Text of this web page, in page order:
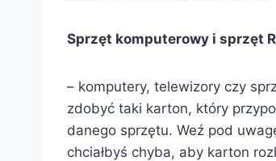
Sprzęt komputerowy i sprzęt
– komputery, telewizory czy
zdobyć taki karton, który
danego sprzętu. Weź pod
chciałbyś chyba, aby karton